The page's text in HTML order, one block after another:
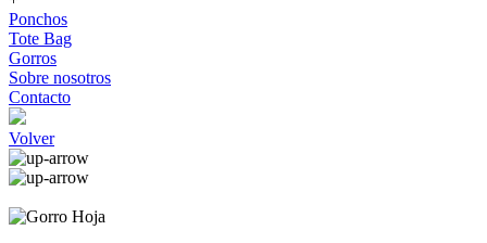
Ponchos
Tote Bag
Gorros
Sobre nosotros
Contacto
Volver